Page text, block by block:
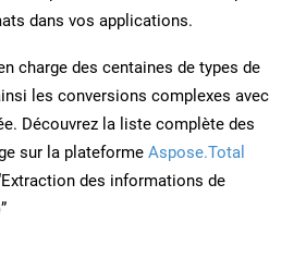
dans vos applications.
charge des centaines de types de
les conversions complexes avec
Découvrez la liste complète des
sur la plateforme Aspose.Total
des informations de